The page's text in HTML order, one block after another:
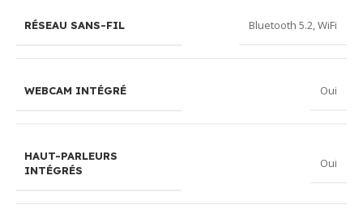
RÉSEAU SANS-FIL Bluetooth 5.2,WiFi
WEBCAM INTÉGRÉ Oui
HAUT-PARLEURS
INTÉGRÉS
Oui